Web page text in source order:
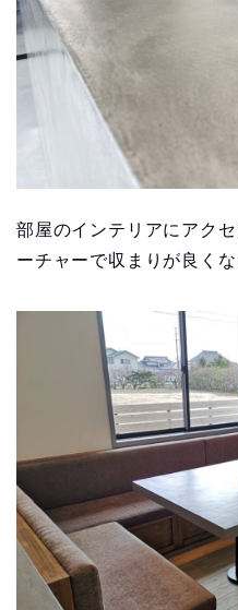
部屋のインテリアにアク
ーチャーで収まりが良くな